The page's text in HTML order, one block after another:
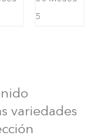
variedades